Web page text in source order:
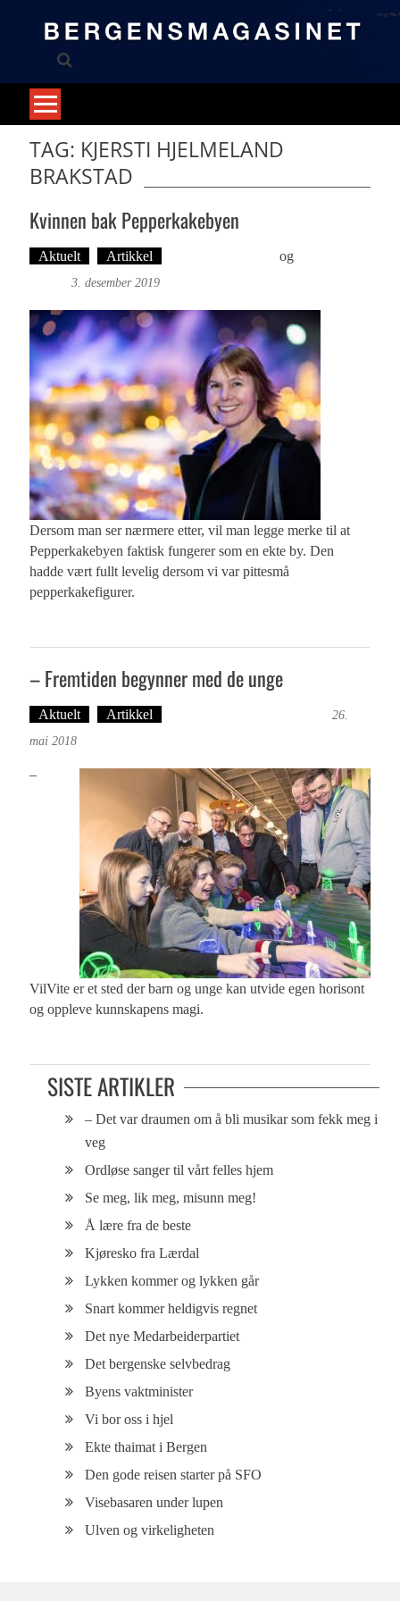
TAG: KJERSTI HJELMELAND
BRAKSTAD
Kvinnen bak Pepperkakebyen
Aktuelt Artikkel og
3. desember 2019
Dersom man ser nærmere etter, vil man legge merke til at
Pepperkakebyen faktisk fungerer som en ekte by. Den
hadde vært fullt levelig dersom vi var pittesmå
pepperkakefigurer.
– Fremtiden begynner med de unge
Aktuelt Artikkel
26.
mai 2018
–
VilVite er et sted der barn og unge kan utvide egen horisont
og oppleve kunnskapens magi.
SISTE ARTIKLER
– Det var draumen om å bli musikar som fekk meg i
veg
Ordløse sanger til vårt felles hjem
Se meg, lik meg, misunn meg!
Å lære fra de beste
Kjøresko fra Lærdal
Lykken kommer og lykken går
Snart kommer heldigvis regnet
Det nye Medarbeiderpartiet
Det bergenske selvbedrag
Byens vaktminister
Vi bor oss i hjel
Ekte thaimat i Bergen
Den gode reisen starter på SFO
Visebasaren under lupen
Ulven og virkeligheten